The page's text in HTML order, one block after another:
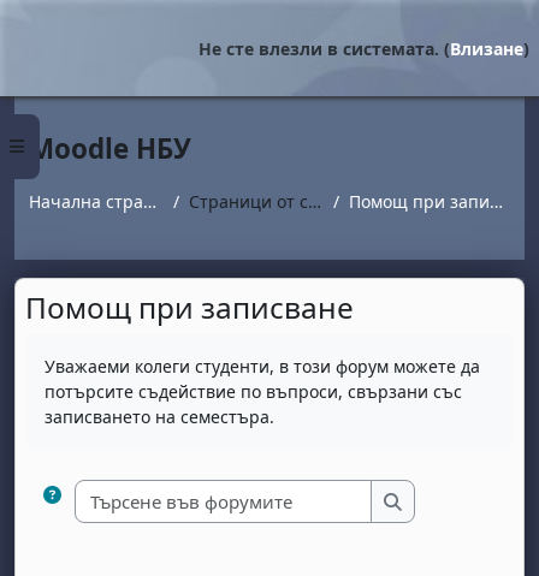
Страничен панел
Не сте влезли в системата. (Влизане)
Moodle НБУ
Начална страница Страници от сайта Помощ при записване
Помощ при записване
Уважаеми колеги студенти, в този форум можете да
потърсите съдействие по въпроси, свързани със
записването на семестъра.
Търсене във
Търсене във